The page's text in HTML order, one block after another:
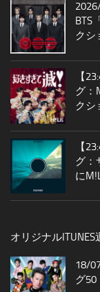
BTS
クシ
【
グ：
クシ
【
グ：
に
オリジナル
18/
グ50